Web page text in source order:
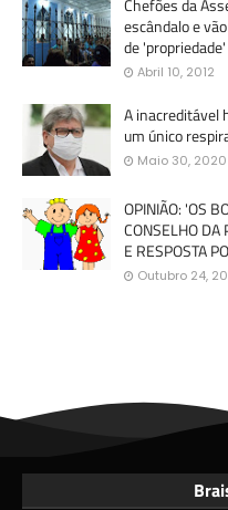
Chefões da
escândalo e
de
Abril 10, 2012
A inacreditável
um único
Maio 30, 2020
OPINIÃO: 'OS
CONSELHO DA
E RESPOSTA
Outubro 24,